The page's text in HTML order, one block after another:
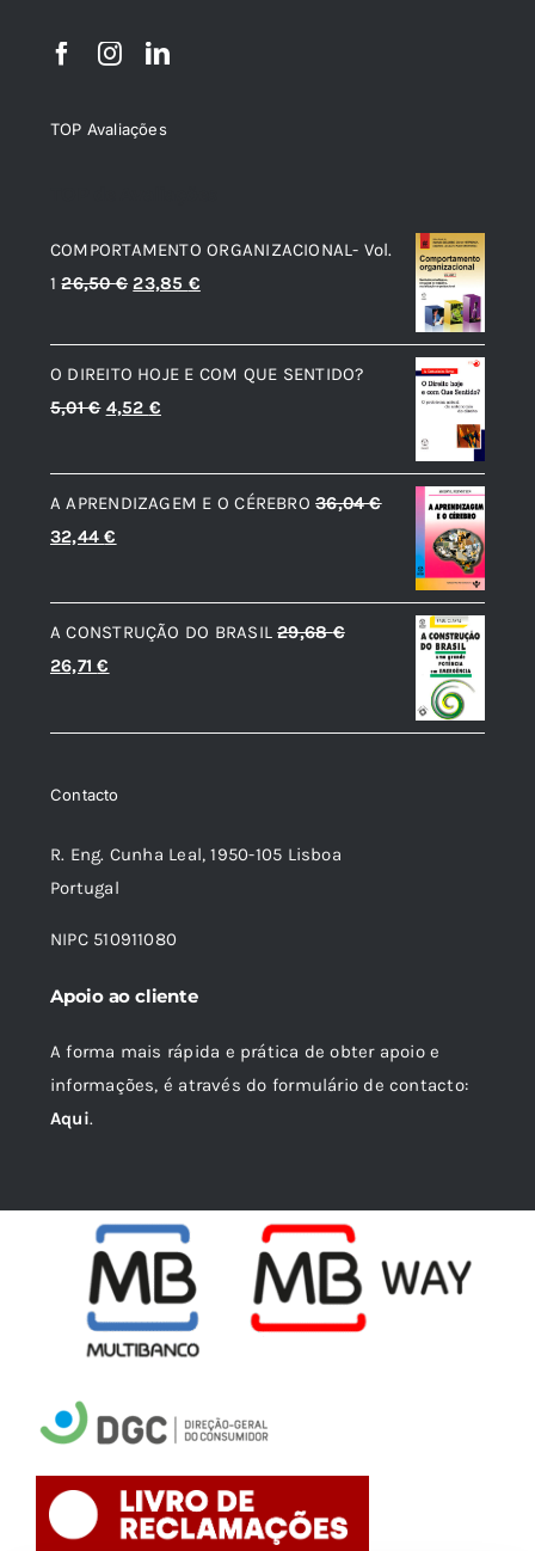
TOP Avaliações
COMPORTAMENTO ORGANIZACIONAL- Vol.
1 26,50€ O
original
era:
26,50 €.
23,85 €O
atual
é:
O DIREITO HOJE E COM QUE SENTIDO?
5,01€ O
original
era:
5,01 €.
4,52 €O
atual
é:
A APRENDIZAGEM E O CÉREBRO 36,04€
O
original
era:
36,04 €.
32,44€
atual
é:
A CONSTRUÇÃO DO BRASIL 29,68€
O
original
29,68 €.
26,71€
atual
26,71 €.
Contacto
R. Eng. Cunha Leal, 1950-105 Lisboa
Portugal
NIPC 510911080
Apoio ao cliente
A forma mais rápida e prática de obter apoio e
informações, é através do formulário de contacto:
Aqui.